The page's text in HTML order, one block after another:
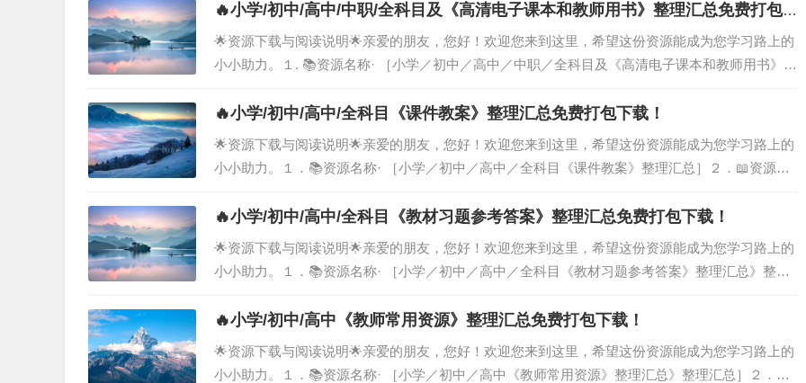
🔥小学/初中/高中/中职/全科目及《高清电子课本和教师用书》整理汇总免费打包
下载！
🌟资源下载与阅读说明🌟亲爱的朋友，您好！欢迎您来到这里，希望这份资源能成为您学习路上的
小小助力。１. 📚资源名称· ［小学／初中／高中／中职／全科目及《高清电子课本和教师用书》整
理汇总］２. 📖资源说明· 这份资料涵盖了 ［小学／初中／高中／中职／全科目及《高清电子课本
和教师用书》整理汇总］，由我们…
🔥小学/初中/高中/全科目《课件教案》整理汇总免费打包下载！
🌟资源下载与阅读说明🌟亲爱的朋友，您好！欢迎您来到这里，希望这份资源能成为您学习路上的
小小助力。１．📚资源名称· ［小学／初中／高中／全科目《课件教案》整理汇总］２．📖资源说
明· 这份资料涵盖了 ［小学／初中／高中／全科目《课件教案》整理汇总］，由我们精心筛选、汇
总而成，旨在为您提供系统化的学习参考…
🔥小学/初中/高中/全科目《教材习题参考答案》整理汇总免费打包下载！
🌟资源下载与阅读说明🌟亲爱的朋友，您好！欢迎您来到这里，希望这份资源能成为您学习路上的
小小助力。１．📚资源名称· ［小学／初中／高中／全科目《教材习题参考答案》整理汇总》整理
汇总］２．📖资源说明· 这份资料涵盖了［小学／初中／高中／全科目《教材习题参考答案》整理
汇总］，由我们精心筛选、汇总而成，旨在…
🔥小学/初中/高中《教师常用资源》整理汇总免费打包下载！
🌟资源下载与阅读说明🌟亲爱的朋友，您好！欢迎您来到这里，希望这份资源能成为您学习路上的
小小助力。１．📚资源名称· ［小学／初中／高中《教师常用资源》整理汇总》整理汇总］２．📖